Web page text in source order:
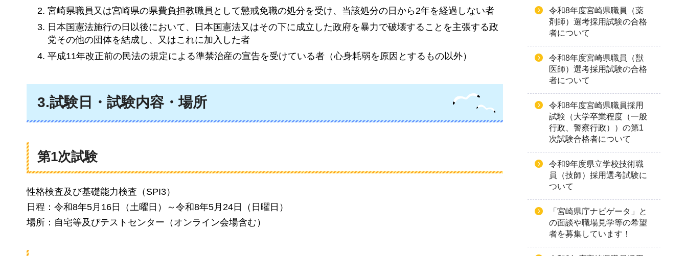
宮崎県職員又は宮崎県の県費負担教職員として懲戒免職の処分を受け、当該処分の日から2年を経過しない者
日本国憲法施行の日以後において、日本国憲法又はその下に成立した政府を暴力で破壊することを主張する政
党その他の団体を結成し、又はこれに加入した者
平成11年改正前の民法の規定による準禁治産の宣告を受けている者（心身耗弱を原因とするもの以外）
3.試験日・試験内容・場所
第1次試験
性格検査及び基礎能力検査（SPI3）
日程：令和8年5月16日（土曜日）～令和8年5月24日（日曜日）
場所：自宅等及びテストセンター（オンライン会場含む）
令和8年度宮崎県職員（薬
剤師）選考採用試験の合格
者について
令和8年度宮崎県職員（獣
医師）選考採用試験の合格
者について
令和8年度宮崎県職員採用
試験（大学卒業程度（一般
行政、警察行政））の第1
次試験合格者について
令和9年度県立学校技術職
員（技師）採用選考試験に
ついて
「宮崎県庁ナビゲータ」と
の面談や職場見学等の希望
者を募集しています！